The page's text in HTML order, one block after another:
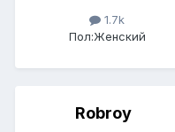
1.7k
Пол:Женский
Robroy